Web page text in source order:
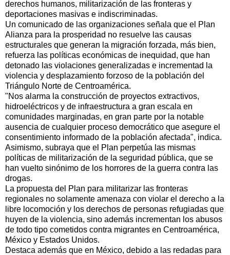
derechos humanos, militarización de las fronteras y
deportaciones masivas e indiscriminadas.
Un comunicado de las organizaciones señala que el Plan
Alianza para la prosperidad no resuelve las causas
estructurales que generan la migración forzada, más bien,
refuerza las políticas económicas de inequidad, que han
detonado las violaciones generalizadas e incrementad la
violencia y desplazamiento forzoso de la población del
Triángulo Norte de Centroamérica.
"Nos alarma la construcción de proyectos extractivos,
hidroeléctricos y de infraestructura a gran escala en
comunidades marginadas, en gran parte por la notable
ausencia de cualquier proceso democrático que asegure el
consentimiento informado de la población afectada", indica.
Asimismo, subraya que el Plan perpetúa las mismas
políticas de militarización de la seguridad pública, que se
han vuelto sinónimo de los horrores de la guerra contra las
drogas.
La propuesta del Plan para militarizar las fronteras
regionales no solamente amenaza con violar el derecho a la
libre locomoción y los derechos de personas refugiadas que
huyen de la violencia, sino además incrementan los abusos
de todo tipo cometidos contra migrantes en Centroamérica,
México y Estados Unidos.
Destaca además que en México, debido a las redadas para